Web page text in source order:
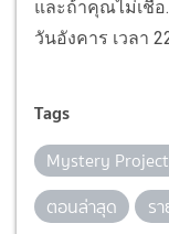
และถ้าคุณไม่เชื่อ
วันอังคาร เวลา
Tags
Mystery
ตอนล่าสุด
ร